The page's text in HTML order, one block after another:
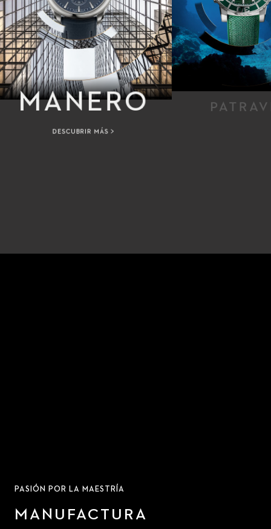
MANERO
DESCUBRIR MÁS
PASIÓN POR LA MAESTRÍA
MANUFACTURA